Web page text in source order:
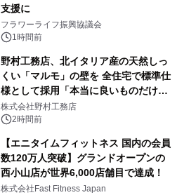
支援に
フラワーライフ振興協議会
1時間前
野村工務店、北イタリア産の天然しっ
くい「マルモ」の壁を 全住宅で標準仕
様として採用「本当に良いものだけに
こだわる」
株式会社野村工務店
2時間前
【エニタイムフィットネス 国内の会員
数120万人突破】グランドオープンの
西小山店が世界6,000店舗目で達成！
株式会社Fast Fitness Japan